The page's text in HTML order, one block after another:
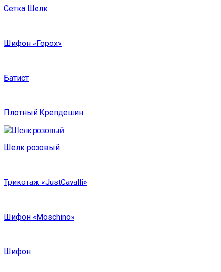
Сетка Шелк
Шифон «Горох»
Батист
Плотный Крепдешин
Шелк розовый
Трикотаж «JustCavalli»
Шифон «Moschino»
Шифон